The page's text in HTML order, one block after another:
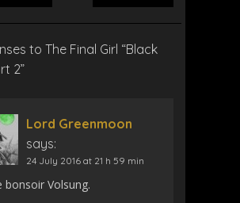
to The Final Girl “Black
2”
Lord Greenmoon
says:
24 July 2016 at 21 h 59 min
bonsoir Volsung.